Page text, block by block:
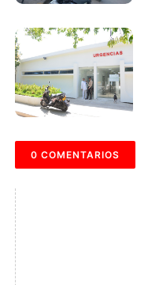
0 COMENTARIOS